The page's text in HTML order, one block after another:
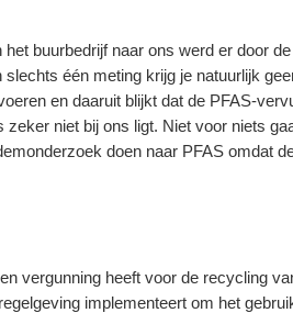
buurbedrijf naar ons werd er door
één meting krijg je natuurlijk
en daaruit blijkt dat de PFAS-
niet bij ons ligt. Niet voor niets
doen naar PFAS omdat
vergunning heeft voor de recycling
implementeert om het